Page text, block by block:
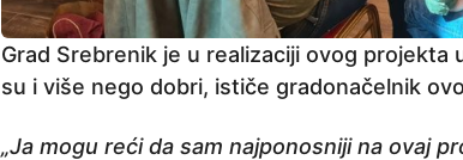
Grad Srebrenik je u realizaciji ovog
su i više nego dobri, ističe gradonačelnik
„Ja mogu reći da sam najponosniji na ovaj